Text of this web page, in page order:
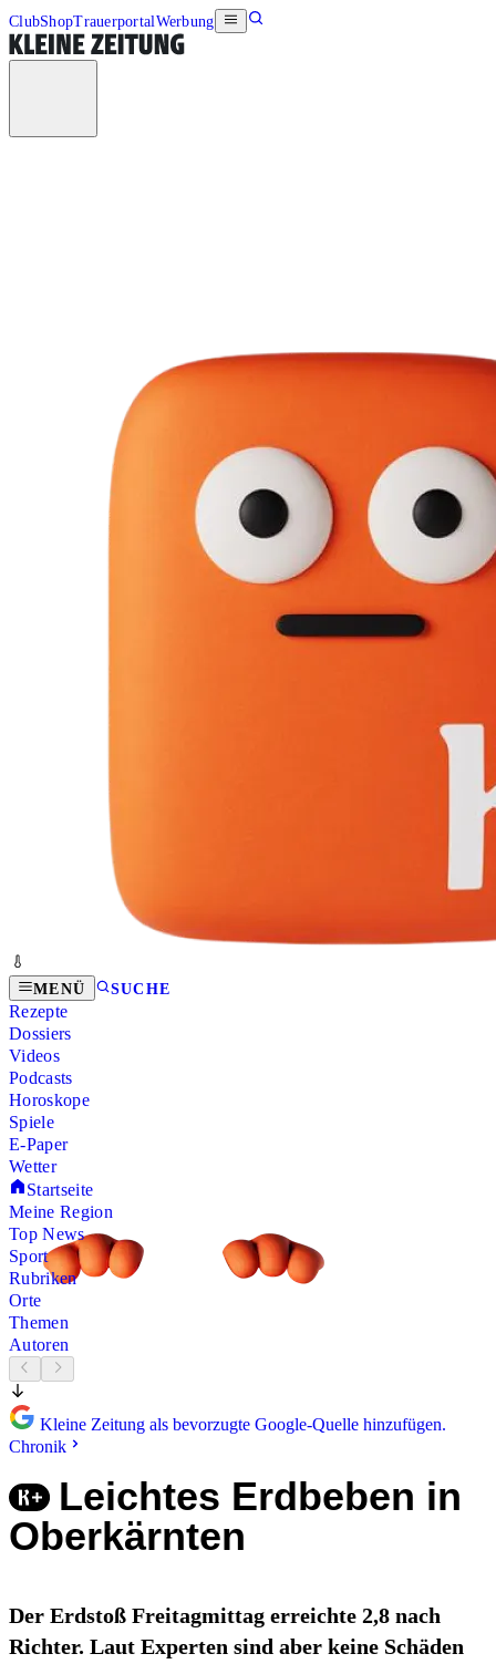
ClubShopTrauerportalWerbung
MENÜ SUCHE
Rezepte
Dossiers
Videos
Podcasts
Horoskope
Spiele
E-Paper
Wetter
Startseite
Meine Region
Top News
Sport
Rubriken
Orte
Themen
Autoren
Kleine Zeitung als bevorzugte Google-Quelle hinzufügen.
Chronik
Leichtes Erdbeben in
Oberkärnten
Der Erdstoß Freitagmittag erreichte 2,8 nach
Richter. Laut Experten sind aber keine Schäden